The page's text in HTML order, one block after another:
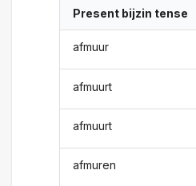
Present bijzin tense
afmuur
afmuurt
afmuurt
afmuren